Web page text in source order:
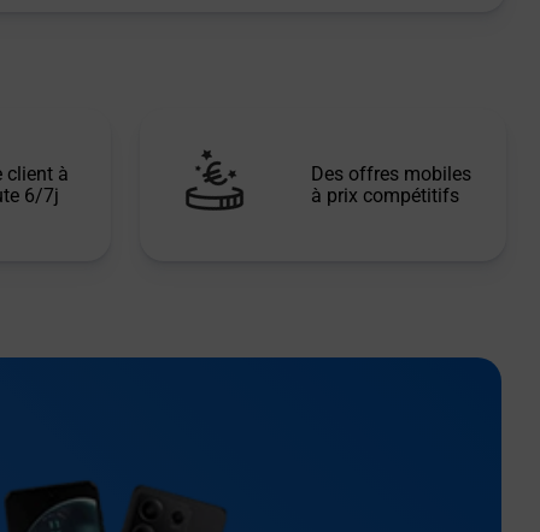
client à
6/7j
Des offres mobiles
à prix compétitifs